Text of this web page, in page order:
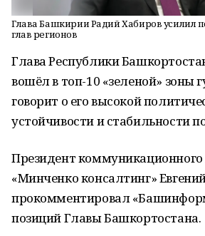
Глава Башкирии Радий Хабиров усилил
глав регионов
Глава Республики
вошёл в топ-10 «зеленой» зоны
говорит о его высокой
устойчивости и стабильности
Президент
«Минченко консалтинг»
прокомментировал
позиций Главы Башкортостана.